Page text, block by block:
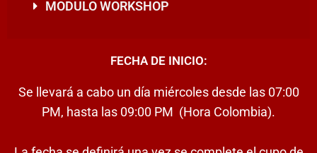
MODULO WORKSHOP
FECHA DE INICIO:
Se llevará a cabo un día miércoles desde las 07:00
PM, hasta las 09:00 PM (Hora Colombia).